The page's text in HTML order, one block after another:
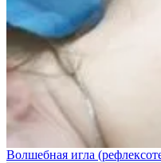
Волшебная игла